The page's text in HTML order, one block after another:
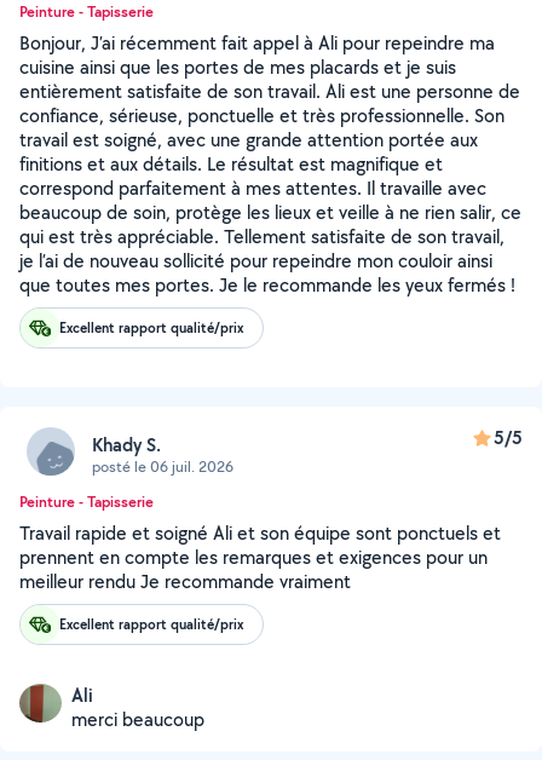
Peinture - Tapisserie
Bonjour, J’ai récemment fait appel à Ali pour repeindre ma
cuisine ainsi que les portes de mes placards et je suis
entièrement satisfaite de son travail. Ali est une personne de
confiance, sérieuse, ponctuelle et très professionnelle. Son
travail est soigné, avec une grande attention portée aux
finitions et aux détails. Le résultat est magnifique et
correspond parfaitement à mes attentes. Il travaille avec
beaucoup de soin, protège les lieux et veille à ne rien salir, ce
qui est très appréciable. Tellement satisfaite de son travail,
je l’ai de nouveau sollicité pour repeindre mon couloir ainsi
que toutes mes portes. Je le recommande les yeux fermés !
Excellent rapport qualité/prix
Khady S.
posté le 06 juil. 2026
5/5
Peinture - Tapisserie
Travail rapide et soigné Ali et son équipe sont ponctuels et
prennent en compte les remarques et exigences pour un
meilleur rendu Je recommande vraiment
Excellent rapport qualité/prix
Ali
merci beaucoup